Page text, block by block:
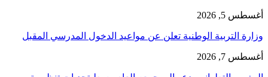
أغسطس 5, 2026
وزارة التربية الوطنية تعلن عن مواعيد الدخول المدرسي المقبل
أغسطس 7, 2026